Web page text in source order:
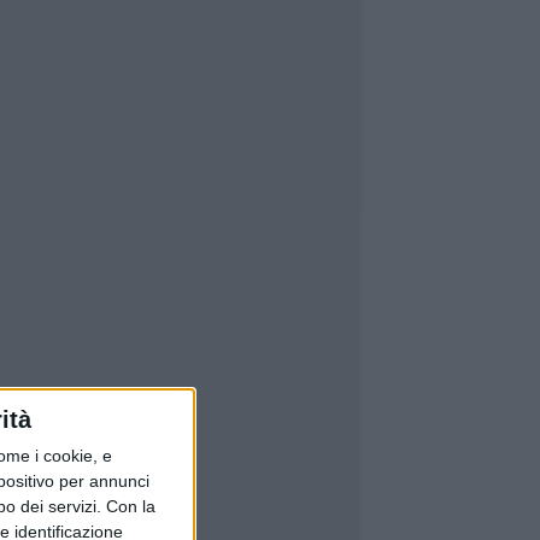
i cookie, e
per annunci
dei servizi. Con la
identificazione